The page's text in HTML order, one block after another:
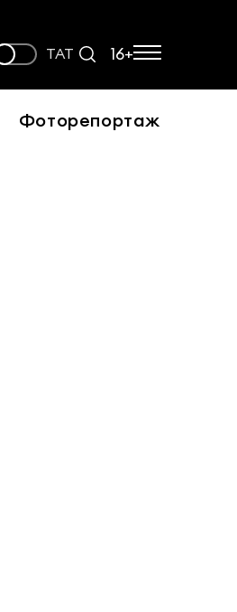
ТАТ 16+
Фоторепортаж